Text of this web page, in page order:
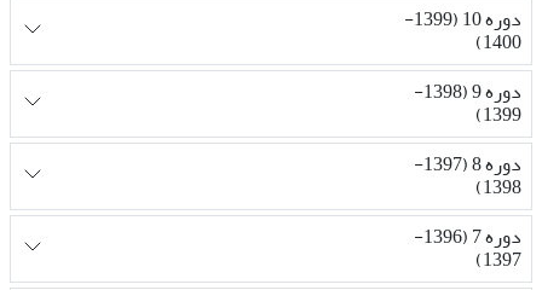
دوره 10 (1399-
1400)
دوره 9 (1398-
1399)
دوره 8 (1397-
1398)
دوره 7 (1396-
1397)